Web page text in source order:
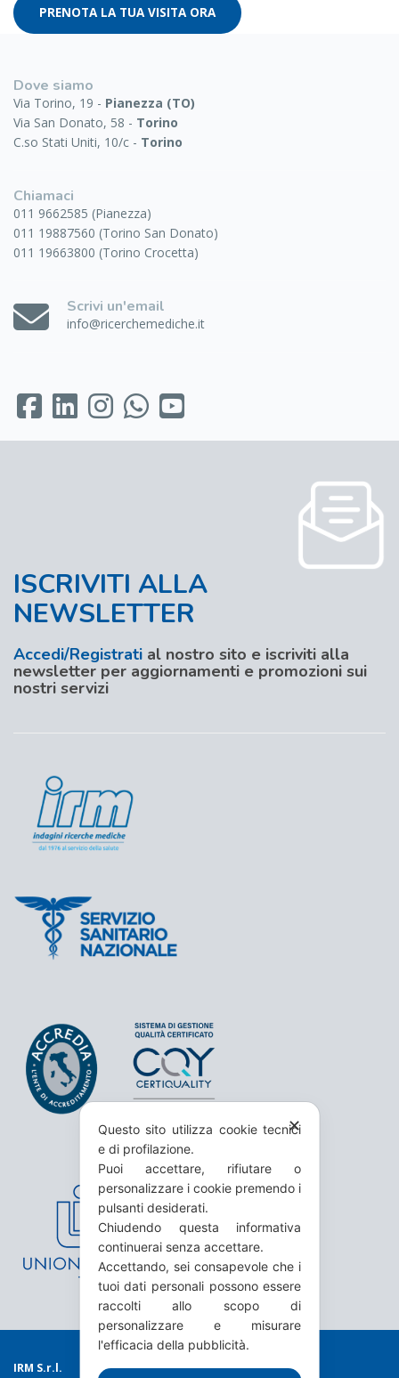
PRENOTA LA TUA VISITA ORA
Dove siamo
Via Torino, 19 - Pianezza (TO)
Via San Donato, 58 - Torino
C.so Stati Uniti, 10/c - Torino
Chiamaci
011 9662585 (Pianezza)
011 19887560 (Torino San Donato)
011 19663800 (Torino Crocetta)
Scrivi un'email
info@ricerchemediche.it
ISCRIVITI ALLA
NEWSLETTER
Accedi/Registrati al nostro sito e iscriviti alla
newsletter per aggiornamenti e promozioni sui
nostri servizi
IRM S.r.l.
✕
Questo sito utilizza cookie tecnici
e di profilazione.
Puoi accettare, rifiutare o
personalizzare i cookie premendo i
pulsanti desiderati.
Chiudendo questa informativa
continuerai senza accettare.
Accettando, sei consapevole che i
tuoi dati personali possono essere
raccolti allo scopo di
personalizzare e misurare
l'efficacia della pubblicità.